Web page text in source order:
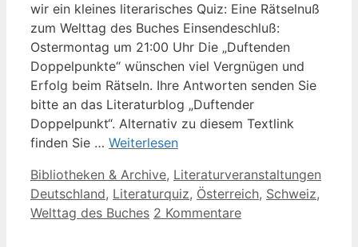
wir ein kleines literarisches Quiz: Eine Rätselnuß
zum Welttag des Buches Einsendeschluß:
Ostermontag um 21:00 Uhr Die „Duftenden
Doppelpunkte“ wünschen viel Vergnügen und
Erfolg beim Rätseln. Ihre Antworten senden Sie
bitte an das Literaturblog „Duftender
Doppelpunkt“. Alternativ zu diesem Textlink
finden Sie … Weiterlesen
Kategorien
Bibliotheken & Archive, Literaturveranstaltungen
Deutschland, Literaturquiz, Österreich, Schweiz,
Welttag des Buches 2 Kommentare